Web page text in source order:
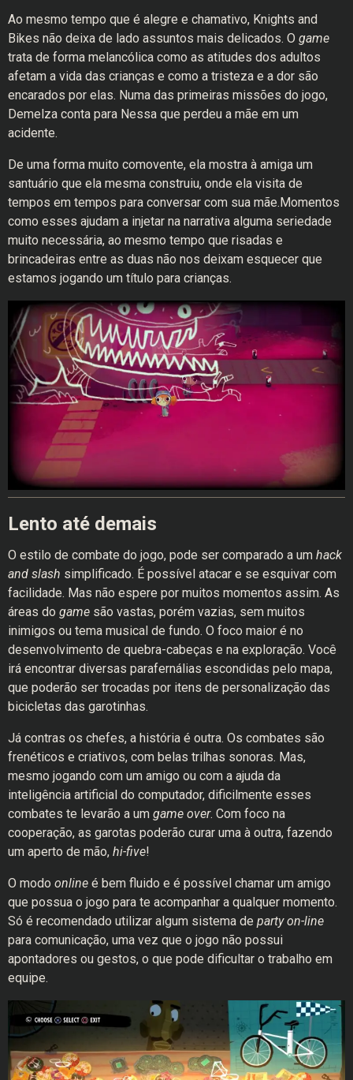
Ao mesmo tempo que é alegre e chamativo, Knights and
Bikes não deixa de lado assuntos mais delicados. O game
trata de forma melancólica como as atitudes dos adultos
afetam a vida das crianças e como a tristeza e a dor são
encarados por elas. Numa das primeiras missões do jogo,
Demelza conta para Nessa que perdeu a mãe em um
acidente.
De uma forma muito comovente, ela mostra à amiga um
santuário que ela mesma construiu, onde ela visita de
tempos em tempos para conversar com sua mãe.Momentos
como esses ajudam a injetar na narrativa alguma seriedade
muito necessária, ao mesmo tempo que risadas e
brincadeiras entre as duas não nos deixam esquecer que
estamos jogando um título para crianças.
Lento até demais
O estilo de combate do jogo, pode ser comparado a um hack
and slash simplificado. É possível atacar e se esquivar com
facilidade. Mas não espere por muitos momentos assim. As
áreas do game são vastas, porém vazias, sem muitos
inimigos ou tema musical de fundo. O foco maior é no
desenvolvimento de quebra-cabeças e na exploração. Você
irá encontrar diversas parafernálias escondidas pelo mapa,
que poderão ser trocadas por itens de personalização das
bicicletas das garotinhas.
Já contras os chefes, a história é outra. Os combates são
frenéticos e criativos, com belas trilhas sonoras. Mas,
mesmo jogando com um amigo ou com a ajuda da
inteligência artificial do computador, dificilmente esses
combates te levarão a um game over. Com foco na
cooperação, as garotas poderão curar uma à outra, fazendo
um aperto de mão, hi-five!
O modo online é bem fluido e é possível chamar um amigo
que possua o jogo para te acompanhar a qualquer momento.
Só é recomendado utilizar algum sistema de party on-line
para comunicação, uma vez que o jogo não possui
apontadores ou gestos, o que pode dificultar o trabalho em
equipe.